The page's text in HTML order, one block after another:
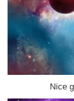
Nice